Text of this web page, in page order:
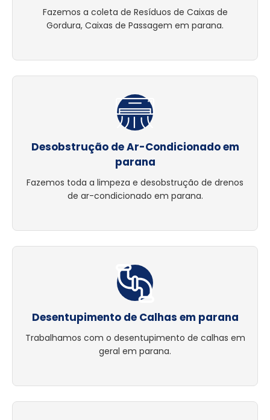
Fazemos a coleta de Resíduos de Caixas de
Gordura, Caixas de Passagem em parana.
Desobstrução de Ar-Condicionado em
parana
Fazemos toda a limpeza e desobstrução de drenos
de ar-condicionado em parana.
Desentupimento de Calhas em parana
Trabalhamos com o desentupimento de calhas em
geral em parana.